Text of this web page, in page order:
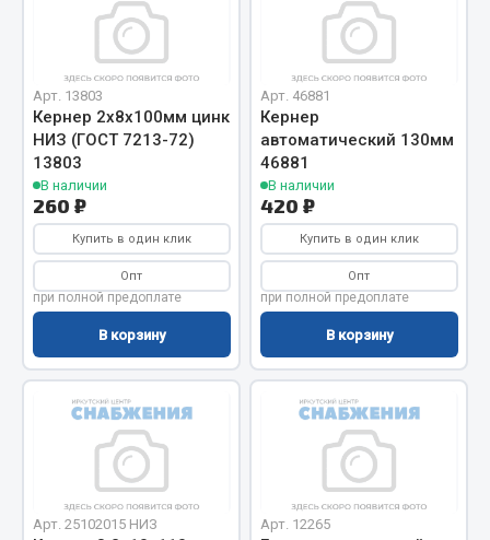
Брызговики
Вентиляторы кабины
Вымпела
Показать ещё
Весь раздел
Смазочные материалы
Охладжающие жидкости
Технические жидкости
МЕТИЗЫ
Болты
Арт. 13803
Кернер 2х8х100мм цинк
НИЗ (ГОСТ 7213-72)
13803
В наличии
260 ₽
Купить в один клик
Опт
при полной предоплате
В корзину
Арт. 46881
Кернер
автоматический 130мм
46881
В наличии
420 ₽
Купить в один клик
Опт
при полной предоплате
В корзину
Арт. 25102015 НИЗ Арт. 12265